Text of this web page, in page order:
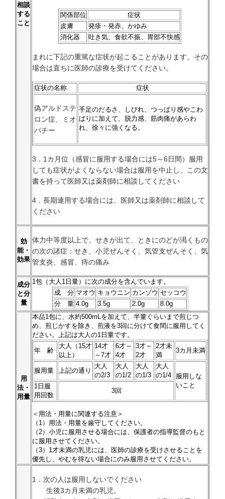
相談
する
こと
関係部位
症状
皮膚
発疹・発赤、かゆみ
消化器
吐き気、食欲不振、胃部不快感
まれに下記の重篤な症状が起こることがあります。その
場合は直ちに医師の診療を受けてください。
症状の名称 症状
偽アルドステ
ロン症、ミオ
パチー
手足のだるさ、しびれ、つっぱり感やこわ
ばりに加えて、脱力感、筋肉痛があらわ
れ、徐々に強くなる。
3．1カ月位（感冒に服用する場合には5～6日間）服用
しても症状がよくならない場合は服用を中止し、この文
書を持って医師又は薬剤師に相談してください
4．長期連用する場合には、医師又は薬剤師に相談して
ください
効
能・
効果
体力中等度以上で、せきが出て、ときにのどが渇くもの
の次の諸症：せき、小児ぜんそく、気管支ぜんそく、気
管支炎、感冒、痔の痛み
成分
と分
量
1包（大人1日量）に次の成分を含んでいます。
成 分 マオウ キョウニン カンゾウ セッコウ
分 量 4.0g 3.5g 2.0g 8.0g
用
法・
用量
本品1包に、水約500mLを加えて、半量ぐらいまで煎じつ
め、煎じかすを除き、煎液を3回に分けて食間に服用してく
ださい。上記は大人の1日量です。
年 齢
大人（15才
以上）
14才
～7才
6才～
4才
3才～
2才
2才未
満
3カ月未満
服用量 上記の通り
大人
の2/3
大人
の1/2
大人
の1/3
大人
の1/4
服用しな
いこと
1日服
用回数
3回
＜用法・用量に関連する注意＞
（1）用法・用量を厳守してください。
（2）小児に服用させる場合には、保護者の指導監督のもと
に服用させてください。
（3）1才未満の乳児には、医師の診療を受けさせることを
優先し、やむを得ない場合にのみ服用させてください。
1．次の人は服用しないでください
生後3カ月未満の乳児。